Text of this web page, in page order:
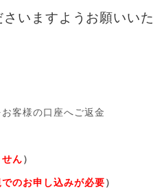
いますようお願いいた
客様の口座へご返金
ん）
のお申し込みが必要）